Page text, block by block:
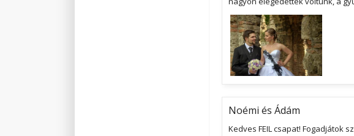
Noémi és Ádám
Kedves FEIL csapat! Fogadjátok